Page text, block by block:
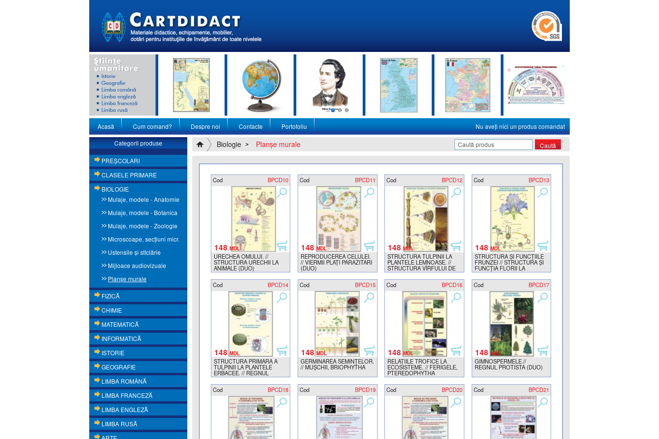
Acasă Cum comand? Despre noi Contacte Portofoliu
Nu aveţi nici un produs comandat
Categorii produse
PREŞCOLARI
CLASELE PRIMARE
BIOLOGIE
Mulaje, modele - Anatomie
Mulaje, modele - Botanica
Mulaje, modele - Zoologie
Microscoape, secţiuni micr.
Ustensile și stIclărie
Mijloace audiovizuale
Planşe murale
FIZICĂ
CHIMIE
MATEMATICĂ
INFORMATICĂ
ISTORIE
GEOGRAFIE
LIMBA ROMÂNĂ
LIMBA FRANCEZĂ
LIMBA ENGLEZĂ
LIMBA RUSĂ
Biologie Planşe murale
Cod BPCD10
URECHEA OMULUI. //
STRUCTURA URECHII LA
ANIMALE (DUO)
148 MDL
Cod BPCD11
REPRODUCEREA CELULEI.
// VIERMII PLAŢI PARAZITARI
(DUO)
148MDL
Cod BPCD12
STRUCTURA TULPINII LA
PLANTELE LEMNOASE. //
STRUCTURA VÎRFULUI DE
RADACINA (DUO)
148MDL
Cod BPCD13
STRUCTURA ŞI FUNCŢIILE
FRUNZEI // STRUCTURA ŞI
FUNCŢIA FLORII LA
ANGIOSPERME (DUO)
148 MDL
Cod BPCD14
STRUCTURA PRIMARA A
TULPINII LA PLANTELE
ERBACEE. // REGNUL
CIUPERCILE.MYCOPHITA
(DUO)
148 MDL
Cod BPCD15
GERMINAREA SEMINŢELOR.
// MUŞCHII, BRIOPHYTHA
148MDL
Cod BPCD16
RELAŢIILE TROFICE LA
ECOSISTEME. // FERIGELE,
PTEREDOPHYTHA
148MDL
Cod BPCD17
GIMNOSPERMELE.//
REGNUL PROTISTA (DUO)
148 MDL
Cod BPCD18 Cod BPCD19 Cod BPCD20 Cod BPCD21